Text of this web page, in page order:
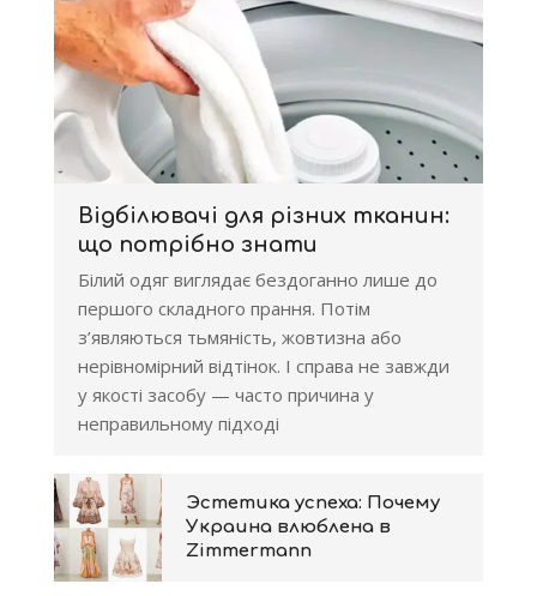
Відбілювачі для різних тканин:
що потрібно знати
Білий одяг виглядає бездоганно лише до
першого складного прання. Потім
з’являються тьмяність, жовтизна або
нерівномірний відтінок. І справа не завжди
у якості засобу — часто причина у
неправильному підході
Эстетика успеха: Почему
Украина влюблена в
Zimmermann